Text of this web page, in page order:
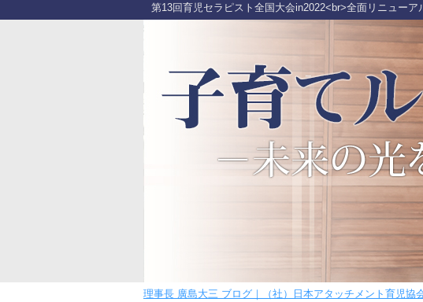
第13回育児セラピスト全国大会in2022<br>全面リニューア
理事長 廣島大三 ブログ｜（社）日本アタッチメント育児協